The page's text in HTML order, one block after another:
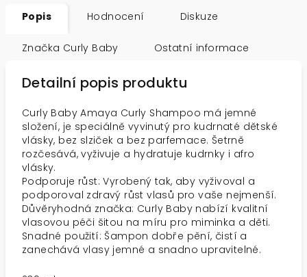
Popis Hodnocení Diskuze
Značka Curly Baby Ostatní informace
Detailní popis produktu
Curly Baby Amaya Curly Shampoo má jemné
složení, je speciálně vyvinutý pro kudrnaté dětské
vlásky, bez slziček a bez parfemace. Šetrně
rozčesává, vyživuje a hydratuje kudrnky i afro
vlásky.
Podporuje růst: Vyrobený tak, aby vyživoval a
podporoval zdravý růst vlasů pro vaše nejmenší.
Důvěryhodná značka: Curly Baby nabízí kvalitní
vlasovou péči šitou na míru pro miminka a děti.
Snadné použití: Šampon dobře pění, čistí a
zanechává vlasy jemné a snadno upravitelné.